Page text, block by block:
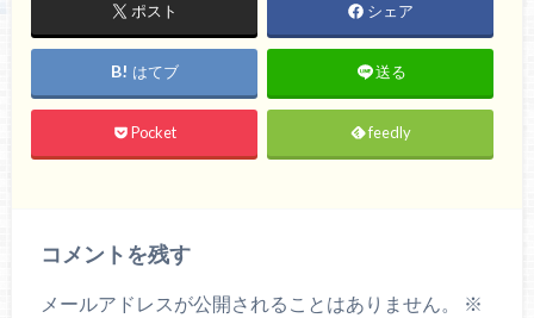
ポスト シェア
はてブ 送る
Pocket feedly
コメントを残す
メールアドレスが公開されることはありません。
※